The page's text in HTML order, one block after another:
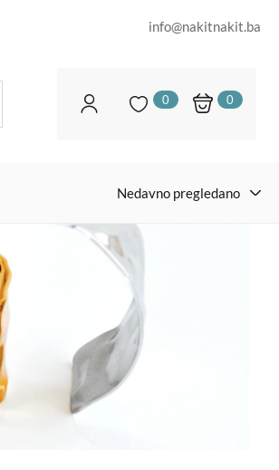
info@nakitnakit.ba
0 0
Nedavno pregledano